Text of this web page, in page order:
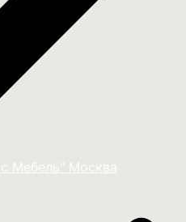
Мебель" Москва